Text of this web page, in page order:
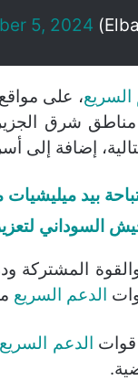
5, 2024
السريع، على
مناطق شرق
إضافة إلى
بيد ميليشيات
السوداني
المشتركة
الدعم السريع
الدعم السريع